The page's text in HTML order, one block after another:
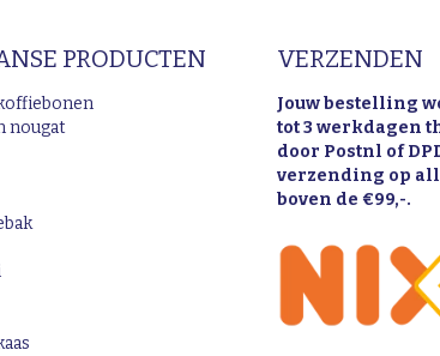
PRODUCTEN
nougat
VERZENDEN
Jouw bestelling
tot 3 werkdagen
door Postnl of
verzending op
boven de €99,-.